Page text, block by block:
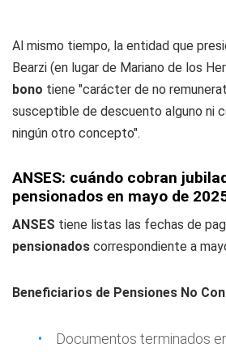
Al mismo tiempo, la entidad que
Bearzi (en lugar de Mariano de los
bono tiene "carácter de no
susceptible de descuento alguno ni
ningún otro concepto".
ANSES: cuándo cobran
pensionados en mayo de
ANSES tiene listas las fechas de
pensionados correspondiente a
Beneficiarios de Pensiones No
Documentos terminados